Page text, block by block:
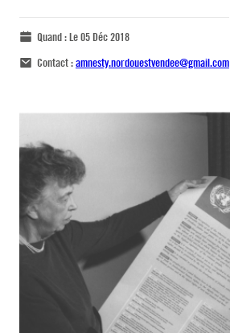
Quand :Le 05 Déc 2018
Contact :amnesty.nordouestvendee@gmail.com